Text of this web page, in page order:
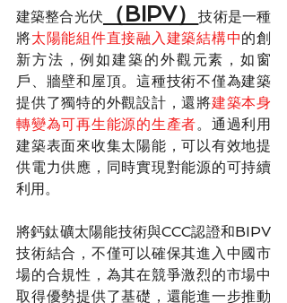
建築整合光伏 （BIPV）技術是一種
將太陽能組件直接融入建築結構中的創
新方法，例如建築的外觀元素，如窗
戶、牆壁和屋頂。這種技術不僅為建築
提供了獨特的外觀設計，還將建築本身
轉變為可再生能源的生產者。通過利用
建築表面來收集太陽能，可以有效地提
供電力供應，同時實現對能源的可持續
利用。
將鈣鈦礦太陽能技術與CCC認證和BIPV
技術結合，不僅可以確保其進入中國市
場的合規性，為其在競爭激烈的市場中
取得優勢提供了基礎，還能進一步推動